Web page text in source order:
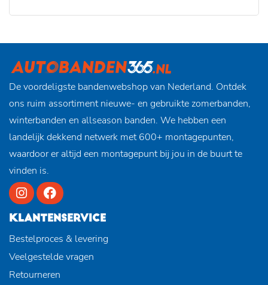
De voordeligste bandenwebshop van Nederland. Ontdek
ons ruim assortiment nieuwe- en gebruikte zomerbanden,
winterbanden en allseason banden. We hebben een
landelijk dekkend netwerk met 600+ montagepunten,
waardoor er altijd een montagepunt bij jou in de buurt te
vinden is.
KLANTENSERVICE
Bestelproces & levering
Veelgestelde vragen
Retourneren